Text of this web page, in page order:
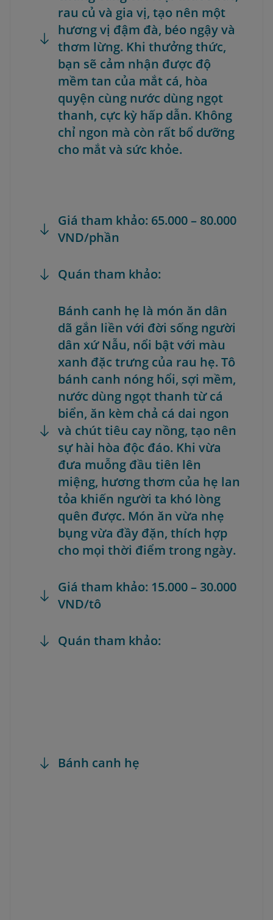
rau củ và gia vị, tạo nên một
hương vị đậm đà, béo ngậy và
thơm lừng. Khi thưởng thức,
bạn sẽ cảm nhận được độ
mềm tan của mắt cá, hòa
quyện cùng nước dùng ngọt
thanh, cực kỳ hấp dẫn. Không
chỉ ngon mà còn rất bổ dưỡng
cho mắt và sức khỏe.
Giá tham khảo: 65.000 – 80.000
VND/phần
Quán tham khảo:
Bánh canh hẹ là món ăn dân
dã gắn liền với đời sống người
dân xứ Nẫu, nổi bật với màu
xanh đặc trưng của rau hẹ. Tô
bánh canh nóng hổi, sợi mềm,
nước dùng ngọt thanh từ cá
biển, ăn kèm chả cá dai ngon
và chút tiêu cay nồng, tạo nên
sự hài hòa độc đáo. Khi vừa
đưa muỗng đầu tiên lên
miệng, hương thơm của hẹ lan
tỏa khiến người ta khó lòng
quên được. Món ăn vừa nhẹ
bụng vừa đầy đặn, thích hợp
cho mọi thời điểm trong ngày.
Giá tham khảo: 15.000 – 30.000
VND/tô
Quán tham khảo:
Bánh canh hẹ